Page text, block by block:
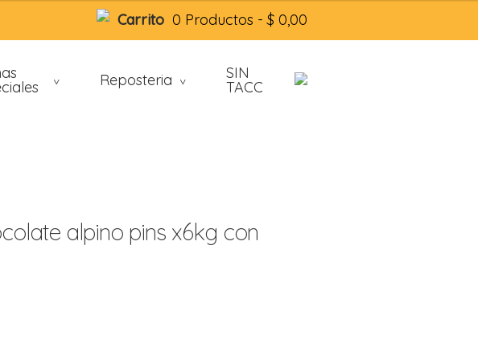
Carrito 0 Productos -$ 0,00
> Reposteria > SIN
TACC
alpino pins x6kg con